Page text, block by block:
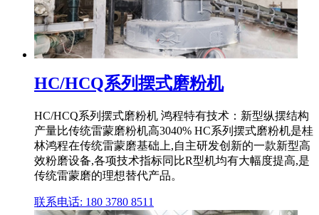
HC/HCQ系列摆式磨粉机
HC/HCQ系列摆式磨粉机 鸿程特有技术：新型纵摆结构
产量比传统雷蒙磨粉机高3040% HC系列摆式磨粉机是桂
林鸿程在传统雷蒙磨基础上,自主研发创新的一款新型高
效粉磨设备,各项技术指标同比R型机均有大幅度提高,是
传统雷蒙磨的理想替代产品。
联系电话: 180 3780 8511